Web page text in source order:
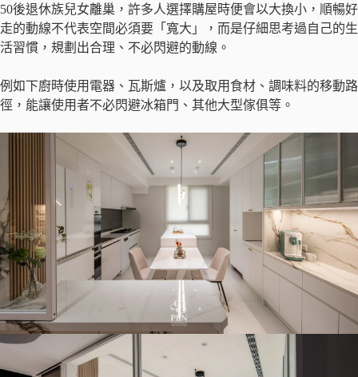
50後退休族兒女離巢，許多人選擇購屋時便會以大換小，順暢好
走的動線不代表空間必須要「寬大」，而是仔細思考過自己的生
活習慣，規劃出合理、不必閃避的動線。
例如下廚時使用電器、瓦斯爐，以及取用食材、調味料的移動路
徑，能讓使用者不必閃避冰箱門、其他大型傢俱等。